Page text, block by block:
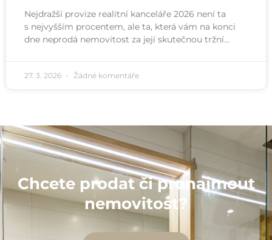
Nejdražší provize realitní kanceláře 2026 není ta
s nejvyšším procentem, ale ta, která vám na konci
dne neprodá nemovitost za její skutečnou tržní…
27. 3. 2026 Žádné komentáře
Chcete prodat či pronajmout
nemovitost?